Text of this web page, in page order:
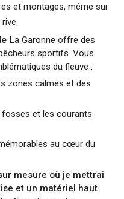
et montages, même sur
La Garonne offre des
sportifs. Vous
du fleuve :
zones calmes et des
fosses et les courants
au cœur du
mesure où je mettrai
et un matériel haut